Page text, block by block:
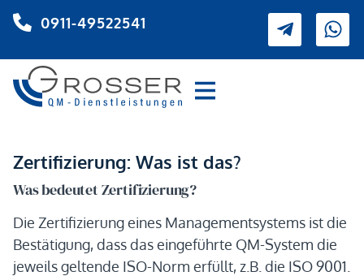
0911-49522541
Zertifizierung: Was ist das?
Was bedeutet Zertifizierung?
Die Zertifizierung eines Managementsystems ist die
Bestätigung, dass das eingeführte QM-System die
jeweils geltende ISO-Norm erfüllt, z.B. die ISO 9001.